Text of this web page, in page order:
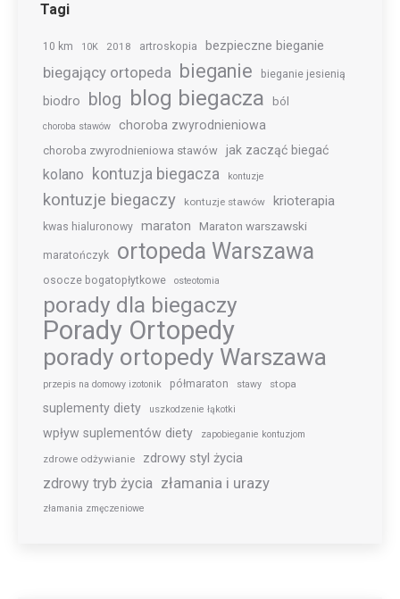
Tagi
10 km 10K 2018 artroskopia bezpieczne bieganie
biegający ortopeda bieganie bieganie jesienią
biodro blog blog biegacza ból
choroba stawów choroba zwyrodnieniowa
choroba zwyrodnieniowa stawów jak zacząć biegać
kolano kontuzja biegacza kontuzje
kontuzje biegaczy kontuzje stawów krioterapia
kwas hialuronowy maraton Maraton warszawski
maratończyk ortopeda Warszawa
osocze bogatopłytkowe osteotomia
porady dla biegaczy
Porady Ortopedy
porady ortopedy Warszawa
przepis na domowy izotonik półmaraton stawy stopa
suplementy diety uszkodzenie łąkotki
wpływ suplementów diety zapobieganie kontuzjom
zdrowe odżywianie zdrowy styl życia
zdrowy tryb życia złamania i urazy
złamania zmęczeniowe